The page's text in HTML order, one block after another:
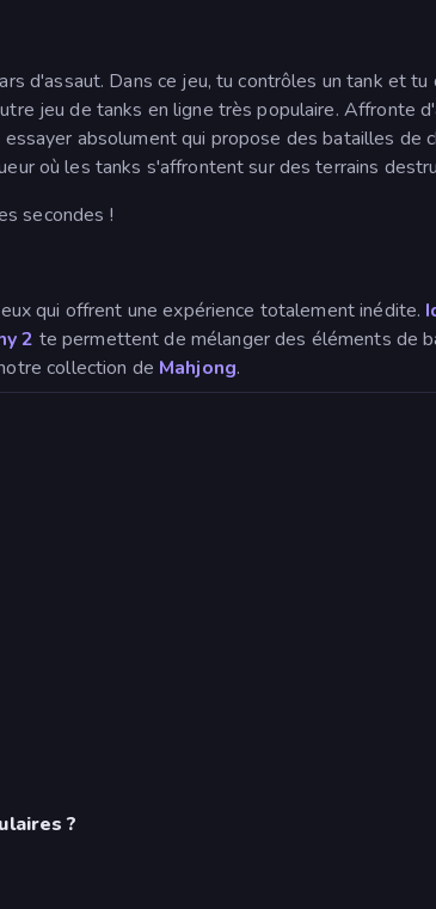
d'assaut. Dans ce jeu, tu contrôles un tank et
jeu de tanks en ligne très populaire. Affronte
absolument qui propose des batailles de
où les tanks s'affrontent sur des terrains
secondes !
qui offrent une expérience totalement inédite.
2 te permettent de mélanger des éléments de
collection de Mahjong.
?